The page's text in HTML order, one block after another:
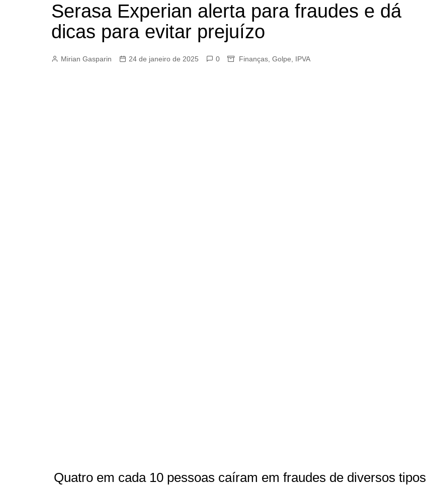
Serasa Experian alerta para fraudes e dá
dicas para evitar prejuízo
Mirian Gasparin 24 de janeiro de 2025 0 Finanças Golpe IPVA
Quatro em cada 10 pessoas caíram em fraudes de diversos tipos